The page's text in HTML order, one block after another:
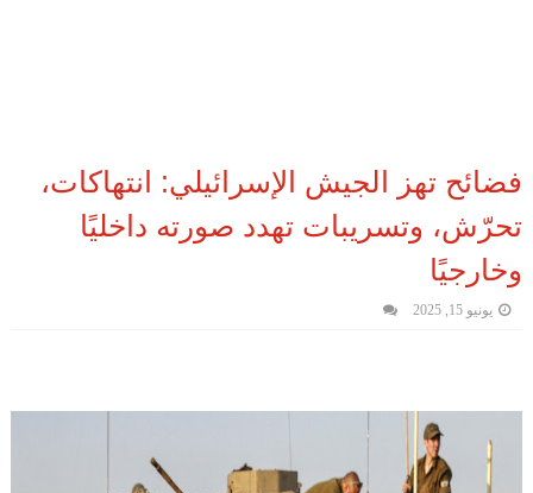
فضائح تهز الجيش الإسرائيلي: انتهاكات،
تحرّش، وتسريبات تهدد صورته داخليًا
وخارجيًا
يونيو 15, 2025